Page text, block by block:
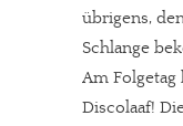
übrigens,
Schlange
Am Folgetag
Discolaaf!